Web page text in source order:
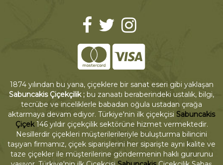
1874 yılından bu yana, çiçeklere bir sanat eseri gibi yaklaşan
Sabuncakis Çiçekçilik ; bu zanaatı beraberindeki ustalık, bilgi,
tecrübe ve inceliklerle babadan oğula ustadan çırağa
aktarmaya devam ediyor. Türkiye'nin ilk çiçekçisi Sabuncakis
Çiçek146 yıldır çiçekçilik sektörüne hizmet vermektedir.
Nesillerdir çiçekleri müşterilerileriyle buluşturma bilincini
taşıyan firmamız, çiçek siparişlerini her siparişte aynı kalite ve
taze çiçekler ile müşterilerine göndermenin haklı gururunu